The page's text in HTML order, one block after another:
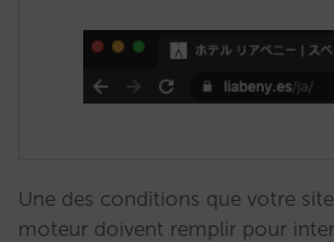
Une des conditions que votre
moteur doivent remplir pour